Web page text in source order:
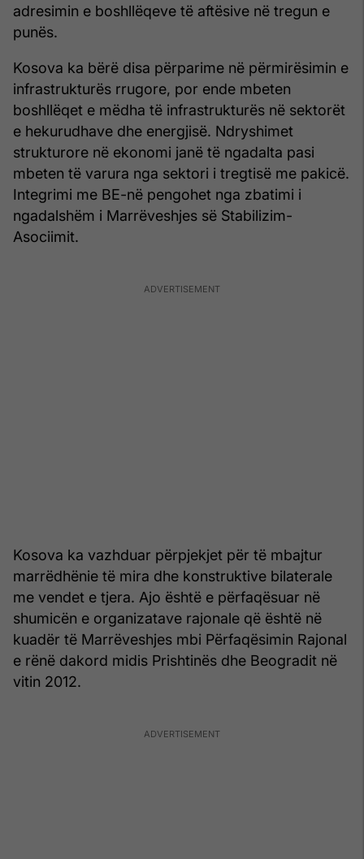
adresimin e boshllëqeve të aftësive në tregun e
punës.
Kosova ka bërë disa përparime në përmirësimin e
infrastrukturës rrugore, por ende mbeten
boshllëqet e mëdha të infrastrukturës në sektorët
e hekurudhave dhe energjisë. Ndryshimet
strukturore në ekonomi janë të ngadalta pasi
mbeten të varura nga sektori i tregtisë me pakicë.
Integrimi me BE-në pengohet nga zbatimi i
ngadalshëm i Marrëveshjes së Stabilizim-
Asociimit.
Kosova ka vazhduar përpjekjet për të mbajtur
marrëdhënie të mira dhe konstruktive bilaterale
me vendet e tjera. Ajo është e përfaqësuar në
shumicën e organizatave rajonale që është në
kuadër të Marrëveshjes mbi Përfaqësimin Rajonal
e rënë dakord midis Prishtinës dhe Beogradit në
vitin 2012.